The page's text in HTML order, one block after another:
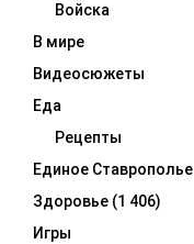
Войска
В мире
Видеосюжеты
Еда
Рецепты
Единое Ставрополье
Здоровье (1 406)
Игры